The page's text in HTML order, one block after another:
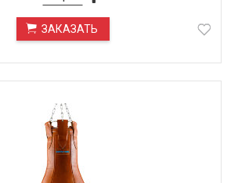
ЗАКАЗАТЬ